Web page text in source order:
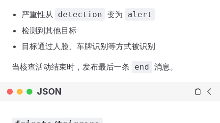
严重性从 detection 变为 alert
检测到其他目标
目标通过人脸、车牌识别等方式被识别
当核查活动结束时，发布最后一条 end 消息。
JSON